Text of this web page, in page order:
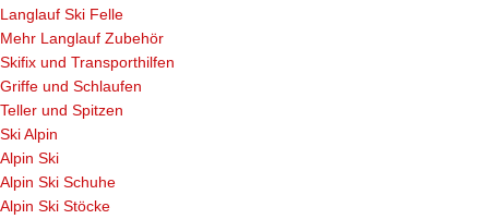
Langlauf Ski Felle
Mehr Langlauf Zubehör
Skifix und Transporthilfen
Griffe und Schlaufen
Teller und Spitzen
Ski Alpin
Alpin Ski
Alpin Ski Schuhe
Alpin Ski Stöcke